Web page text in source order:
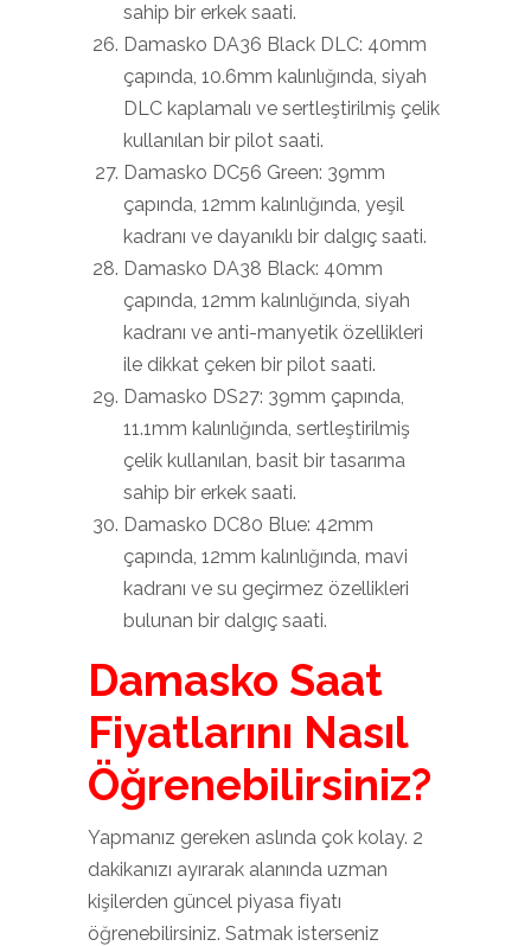
sahip bir erkek saati.
Damasko DA36 Black DLC: 40mm
çapında, 10.6mm kalınlığında, siyah
DLC kaplamalı ve sertleştirilmiş çelik
kullanılan bir pilot saati.
Damasko DC56 Green: 39mm
çapında, 12mm kalınlığında, yeşil
kadranı ve dayanıklı bir dalgıç saati.
Damasko DA38 Black: 40mm
çapında, 12mm kalınlığında, siyah
kadranı ve anti-manyetik özellikleri
ile dikkat çeken bir pilot saati.
Damasko DS27: 39mm çapında,
11.1mm kalınlığında, sertleştirilmiş
çelik kullanılan, basit bir tasarıma
sahip bir erkek saati.
Damasko DC80 Blue: 42mm
çapında, 12mm kalınlığında, mavi
kadranı ve su geçirmez özellikleri
bulunan bir dalgıç saati.
Damasko Saat
Fiyatlarını Nasıl
Öğrenebilirsiniz?
Yapmanız gereken aslında çok kolay. 2
dakikanızı ayırarak alanında uzman
kişilerden güncel piyasa fiyatı
öğrenebilirsiniz. Satmak isterseniz